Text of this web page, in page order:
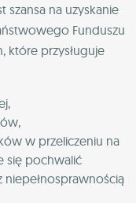
szansa na uzyskanie
Funduszu
które przysługuje
w przeliczeniu na
się pochwalić